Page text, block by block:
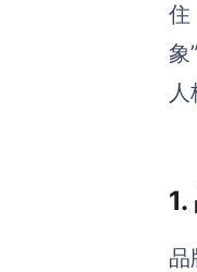
住
象
1.
品